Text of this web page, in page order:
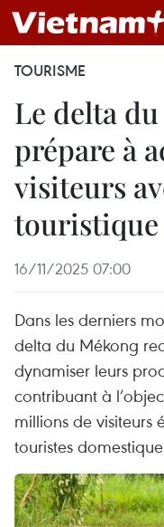
TOURISME
Le delta
prépare à
visiteurs
touristique
16/11/2025 07:00
Dans les derniers
delta du Mékong
dynamiser leurs
contribuant à
millions de visiteurs
touristes